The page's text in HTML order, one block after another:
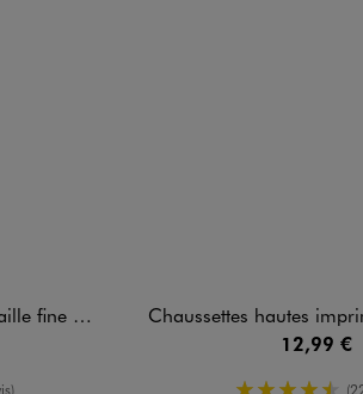
(lot de 5)
Chaussettes hautes imprimées Stitch et Angel
12,99 €
4.5/5 de